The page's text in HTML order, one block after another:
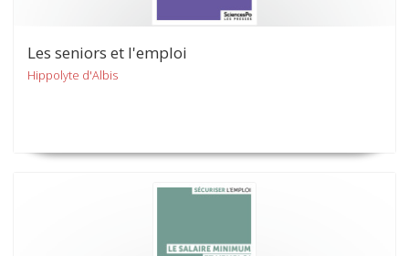
Les seniors et l'emploi
Hippolyte d'Albis